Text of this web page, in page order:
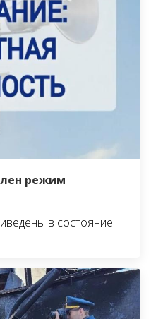
режим
в состояние